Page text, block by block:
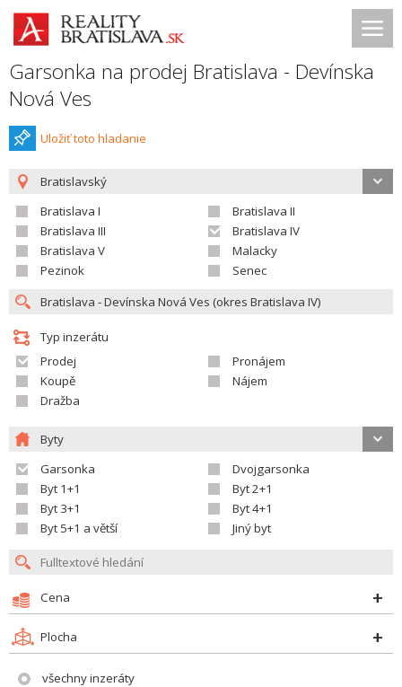
Garsonka na prodej Bratislava - Devínska
Nová Ves
Uložiť toto hladanie
Bratislavský
Bratislava I
Bratislava II
Bratislava III
Bratislava IV
Bratislava V
Malacky
Pezinok
Senec
Typ inzerátu
Prodej
Pronájem
Koupě
Nájem
Dražba
Byty
Garsonka
Dvojgarsonka
Byt 1+1
Byt 2+1
Byt 3+1
Byt 4+1
Byt 5+1 a větší
Jiný byt
Cena
Plocha
všechny inzeráty